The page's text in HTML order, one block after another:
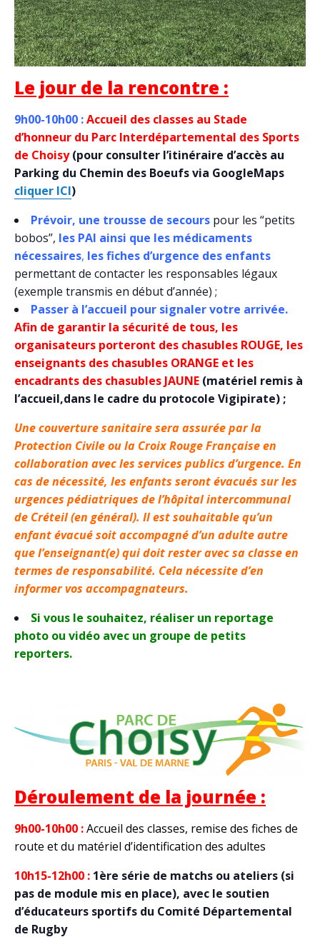
Le jour de la rencontre :
9h00-10h00 :Accueil des classes au Stade
d’honneur du Parc Interdépartemental des Sports
de Choisy(pour consulter l’itinéraire d’accès au
Parking du Chemin des Boeufs via GoogleMaps
cliquer ICI)
Prévoir, une trousse de secours pour les “petits
bobos”, les PAI ainsi que les médicaments
nécessaires, les fiches d’urgence des enfants
permettant de contacter les responsables légaux
(exemple transmis en début d’année) ;
Passer à l’accueil pour signaler votre arrivée.
Afin de garantir la sécurité de tous, les
organisateurs porteront des chasubles ROUGE, les
enseignants des chasubles ORANGE et les
encadrants des chasubles JAUNE (matériel remis à
l’accueil,dans le cadre du protocole Vigipirate) ;
Une couverture sanitaire sera assurée par la
Protection Civile ou la Croix Rouge Française en
collaboration avec les services publics d’urgence. En
cas de nécessité, les enfants seront évacués sur les
urgences pédiatriques de l’hôpital intercommunal
de Créteil (en général). Il est souhaitable qu’un
enfant évacué soit accompagné d’un adulte autre
que l’enseignant(e) qui doit rester avec sa classe en
termes de responsabilité. Cela nécessite d’en
informer vos accompagnateurs.
Si vous le souhaitez, réaliser un reportage
photo ou vidéo avec un groupe de petits
reporters.
Déroulement de la journée :
9h00-10h00 :Accueil des classes, remise des fiches de
route et du matériel d’identification des adultes
10h15-12h00 : 1ère série de matchs ou ateliers (si
pas de module mis en place), avec le soutien
d’éducateurs sportifs du Comité Départemental
de Rugby